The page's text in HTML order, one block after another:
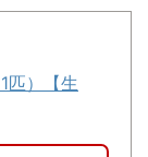
匹）【生